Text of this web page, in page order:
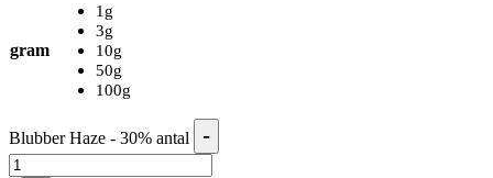
gram
1g
3g
10g
50g
100g
Blubber Haze - 30% antal -